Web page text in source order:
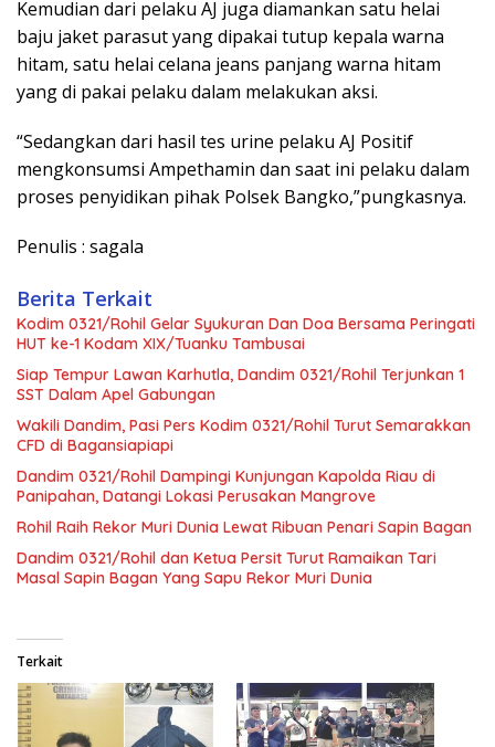
Kemudian dari pelaku AJ juga diamankan satu helai
baju jaket parasut yang dipakai tutup kepala warna
hitam, satu helai celana jeans panjang warna hitam
yang di pakai pelaku dalam melakukan aksi.
“Sedangkan dari hasil tes urine pelaku AJ Positif
mengkonsumsi Ampethamin dan saat ini pelaku dalam
proses penyidikan pihak Polsek Bangko,”pungkasnya.
Penulis : sagala
Berita Terkait
Kodim 0321/Rohil Gelar Syukuran Dan Doa Bersama Peringati
HUT ke-1 Kodam XIX/Tuanku Tambusai
Siap Tempur Lawan Karhutla, Dandim 0321/Rohil Terjunkan 1
SST Dalam Apel Gabungan
Wakili Dandim, Pasi Pers Kodim 0321/Rohil Turut Semarakkan
CFD di Bagansiapiapi
Dandim 0321/Rohil Dampingi Kunjungan Kapolda Riau di
Panipahan, Datangi Lokasi Perusakan Mangrove
Rohil Raih Rekor Muri Dunia Lewat Ribuan Penari Sapin Bagan
Dandim 0321/Rohil dan Ketua Persit Turut Ramaikan Tari
Masal Sapin Bagan Yang Sapu Rekor Muri Dunia
Terkait